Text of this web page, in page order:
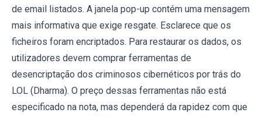
de email listados. A janela pop-up contém uma mensagem
mais informativa que exige resgate. Esclarece que os
ficheiros foram encriptados. Para restaurar os dados, os
utilizadores devem comprar ferramentas de
desencriptação dos criminosos cibernéticos por trás do
LOL (Dharma). O preço dessas ferramentas não está
especificado na nota, mas dependerá da rapidez com que